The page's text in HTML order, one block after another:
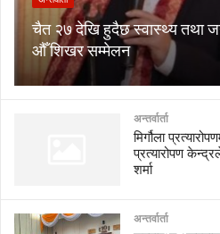
चैत २७ देखि हुदैछ स्वास्थ्य तथा
औँ शिखर सम्मेलन
अन्तर्वार्ता
मिर्गौला
प्रत्यारोपण
शर्मा
अन्तर्वार्ता